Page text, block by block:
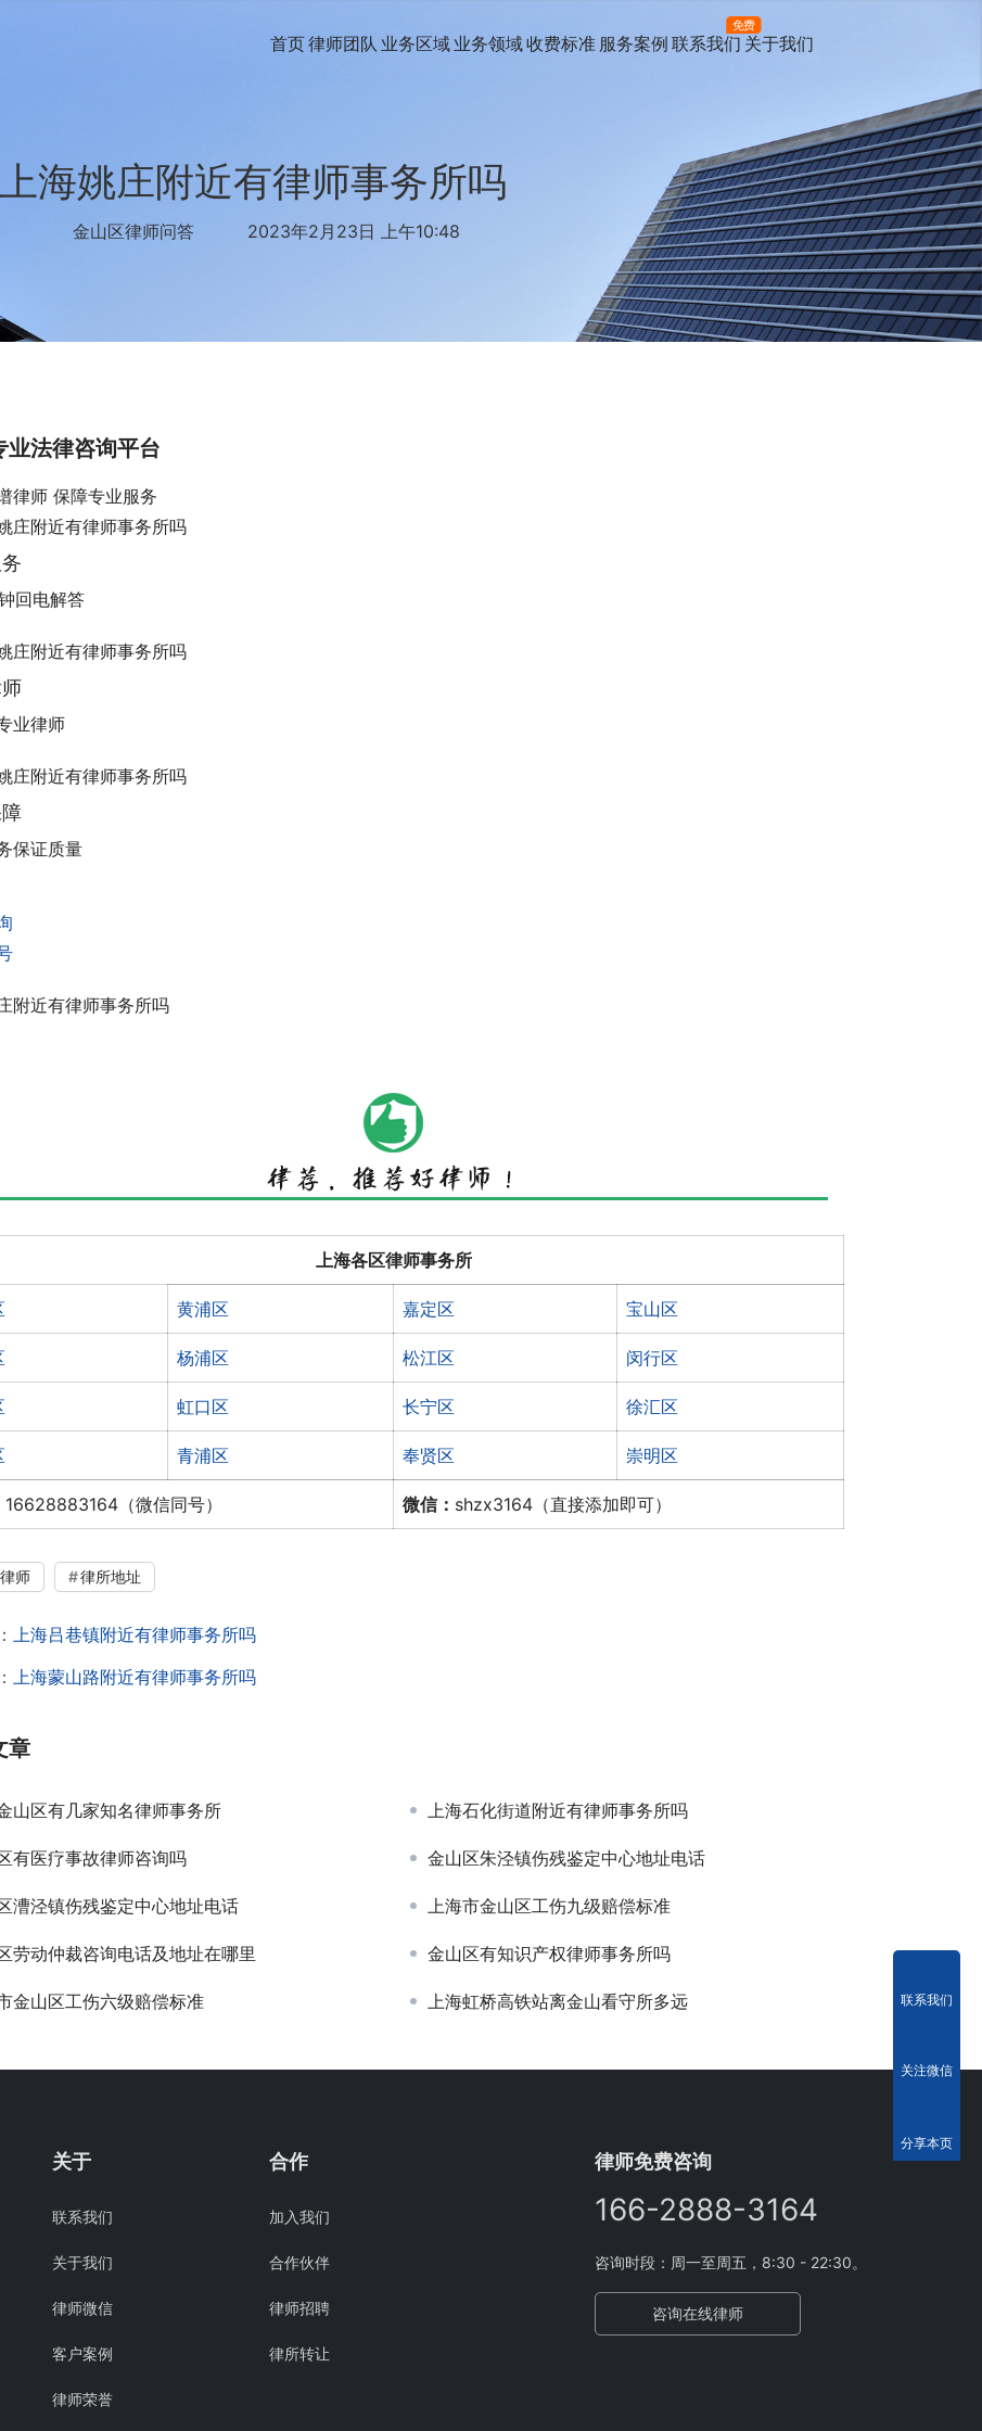
首页律师团队 业务区域 业务领域收费标准 服务案例 联系我们
免费
关于我们
上海姚庄附近有律师事务所吗
金山区律师问答 2023年2月23日 上午10:48
业法律咨询平台
律师 保障专业服务
回电解答
业律师
保证质量
附近有律师事务所吗
上海各区律师事务所
黄浦区 嘉定区 宝山区
杨浦区 松江区 闵行区
虹口区 长宁区 徐汇区
青浦区 奉贤区 崇明区
16628883164（微信同号） 微信： shzx3164（直接添加即可）
师 律所地址
上海吕巷镇附近有律师事务所吗
上海蒙山路附近有律师事务所吗
章
山区有几家知名律师事务所 上海石化街道附近有律师事务所吗
有医疗事故律师咨询吗 金山区朱泾镇伤残鉴定中心地址电话
漕泾镇伤残鉴定中心地址电话 上海市金山区工伤九级赔偿标准
劳动仲裁咨询电话及地址在哪里 金山区有知识产权律师事务所吗
金山区工伤六级赔偿标准 上海虹桥高铁站离金山看守所多远
关于
联系我们
关于我们
律师微信
客户案例
律师荣誉
合作
加入我们
合作伙伴
律师招聘
律所转让
律师免费咨询
166-2888-3164
咨询时段：周一至周五，8:30 - 22:30。
咨询在线律师
联系我们
关注微信
分享本页